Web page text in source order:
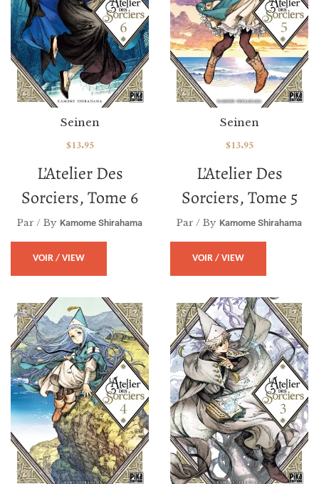
L’Atelier Des
Sorciers, Tome 6
Seinen
$13.95
Par / By Kamome Shirahama
VOIR / VIEW
L’Atelier Des
Sorciers, Tome 5
Seinen
$13.95
Par / By Kamome Shirahama
VOIR / VIEW